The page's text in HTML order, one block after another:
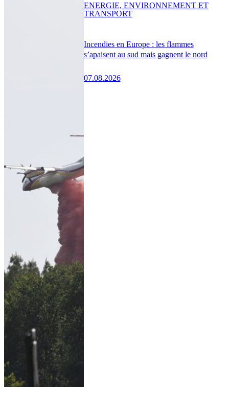
Incendies en Europe : les flammes
s’apaisent au sud mais gagnent le nord
07.08.2026
ENERGIE, ENVIRONNEMENT ET
TRANSPORT